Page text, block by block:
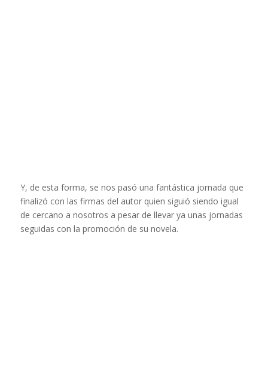
Y, de esta forma, se nos pasó una fantástica jornada que
finalizó con las firmas del autor quien siguió siendo igual
de cercano a nosotros a pesar de llevar ya unas jornadas
seguidas con la promoción de su novela.